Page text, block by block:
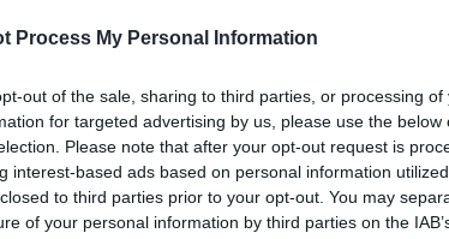
Process My Personal Information
out of the sale, sharing to third parties, or processing
for targeted advertising by us, please use the below
Please note that after your opt-out request is
interest-based ads based on personal information
to third parties prior to your opt-out. You may
of your personal information by third parties on the
címe:
trackback/id/5228902